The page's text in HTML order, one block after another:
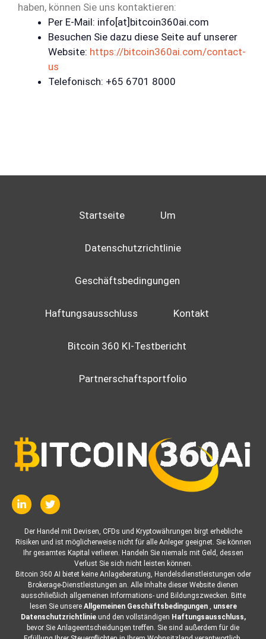
haben, können Sie uns kontaktieren:
Per E-Mail: info[at]bitcoin360ai.com
Besuchen Sie dazu diese Seite auf unserer
Website: https://bitcoin360ai.com/contact-
us
Telefonisch: +65 6701 8000
Startseite Um
Datenschutzrichtlinie
Geschäftsbedingungen
Haftungsausschluss Kontakt
Bitcoin 360 KI-Testbericht
Partnerschaftsportfolio
Der Handel mit Devisen, CFDs und Kryptowährungen birgt erhebliche
Risiken und ist möglicherweise nicht für alle Anleger geeignet. Sie können
Ihr gesamtes Kapital verlieren. Handeln Sie niemals mit Geld, dessen
Verlust Sie sich nicht leisten können.
Bitcoin 360 AI bietet keine Anlageberatung, Handelsdienstleistungen oder
Brokerage-Dienstleistungen an. Alle Inhalte dieser Website dienen
ausschließlich allgemeinen Informations- und Bildungszwecken. Bitte
lesen Sie unsere Allgemeinen Geschäftsbedingungen, unsere
Datenschutzrichtlinieund den vollständigen Haftungsausschluss,
bevor Sie Anlageentscheidungen treffen. Sie sind außerdem für die